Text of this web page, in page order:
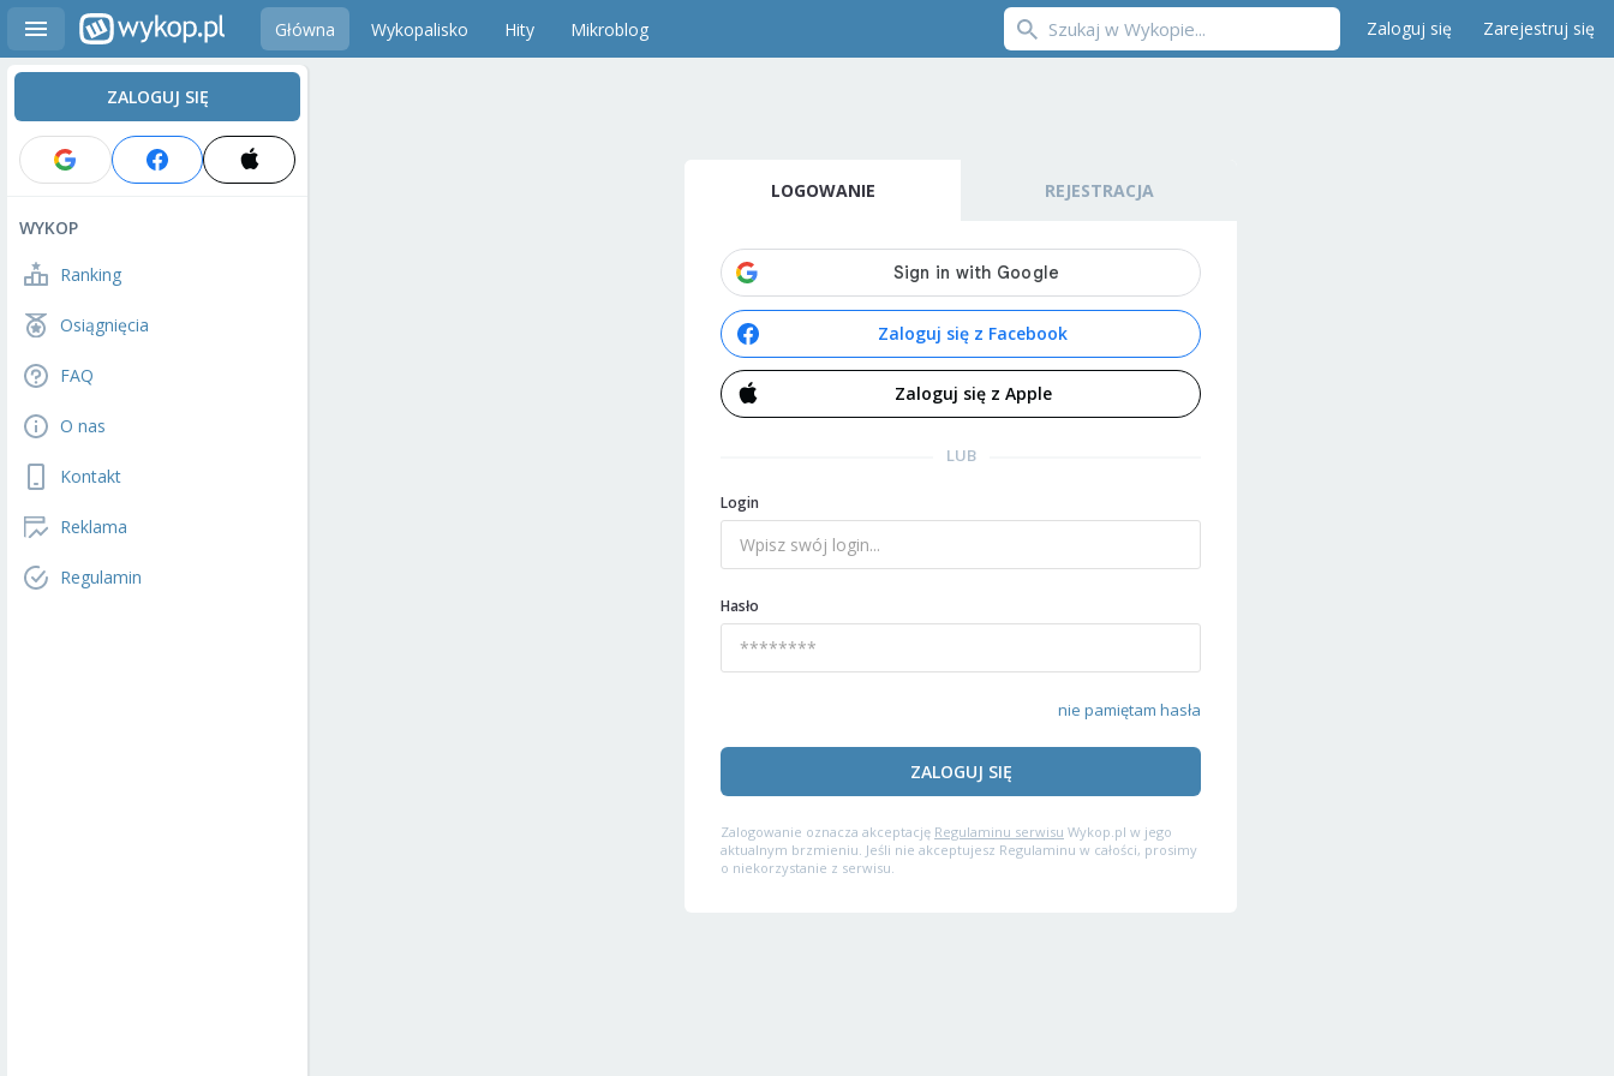
Główna Wykopalisko Hity Mikroblog Zaloguj się Zarejestruj się
ZALOGUJ SIĘ
WYKOP
Ranking
Osiągnięcia
FAQ
O nas
Kontakt
Reklama
Regulamin
LOGOWANIE REJESTRACJA
Zaloguj się z Facebook
Zaloguj się z Apple
LUB
Login
Hasło
nie pamiętam hasła
ZALOGUJ SIĘ
Zalogowanie oznacza akceptację Regulaminu serwisu Wykop.pl w jego
aktualnym brzmieniu. Jeśli nie akceptujesz Regulaminu w całości, prosimy
o niekorzystanie z serwisu.